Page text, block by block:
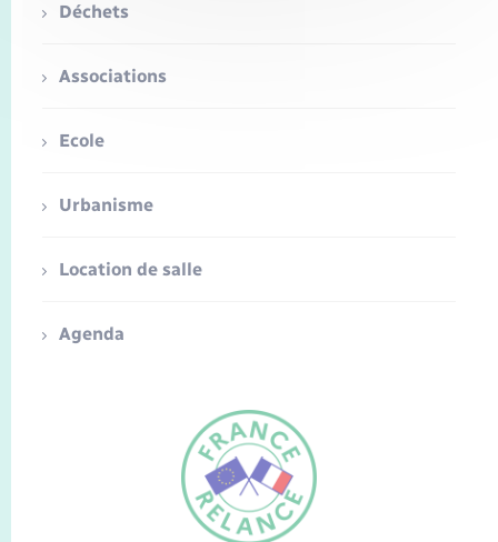
FR
Déchets
Associations
Ecole
Urbanisme
Location de salle
Agenda